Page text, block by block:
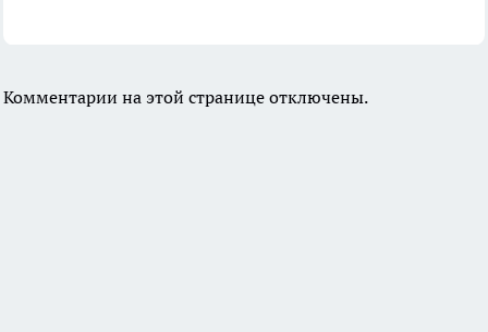
Комментарии на этой странице отключены.